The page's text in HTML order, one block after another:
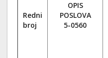
Redni
broj
OPIS
POSLOVA
5-0560